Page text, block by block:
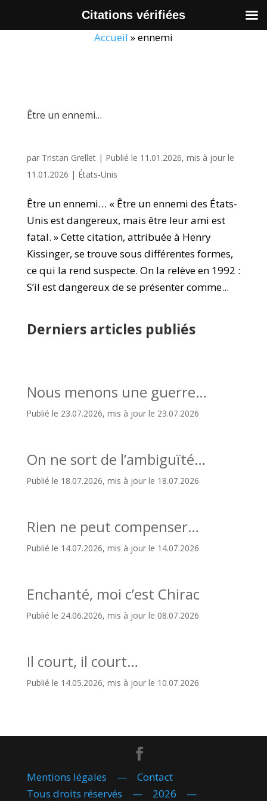
Accueil »ennemi
Être un ennemi…
par Tristan Grellet| Publié le 11.01.2026, mis à jour le
11.01.2026 | États-Unis
Être un ennemi… « Être un ennemi des États-
Unis est dangereux, mais être leur ami est
fatal. » Cette citation, attribuée à Henry
Kissinger, se trouve sous différentes formes,
ce qui la rend suspecte. On la relève en 1992 :
S’il est dangereux de se présenter comme...
Derniers articles publiés
Nous menons une guerre…
Publié le 23.07.2026, mis à jour le 23.07.2026
On ne sort de l’ambiguïté…
Publié le 18.07.2026, mis à jour le 18.07.2026
Rien ne peut compenser…
Publié le 14.07.2026, mis à jour le 14.07.2026
Enchanté, moi c’est Chirac
Publié le 24.06.2026, mis à jour le 08.07.2026
Il court, il court…
Publié le 14.05.2026, mis à jour le 10.07.2026
Mentions légales — Contact
Tous droits réservés — 2026 —
Citations vérifiées